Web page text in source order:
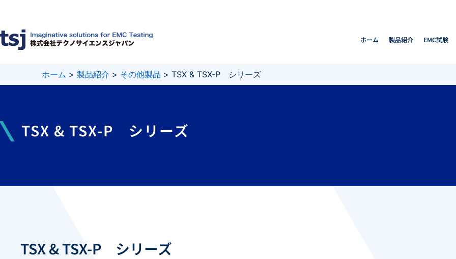
ス
ホーム 製品紹介 EMC試験
ホーム > 製品紹介 > その他製品 > TSX & TSX-P シリーズ
TSX & TSX-P シリーズ
TSX & TSX-P シリーズ